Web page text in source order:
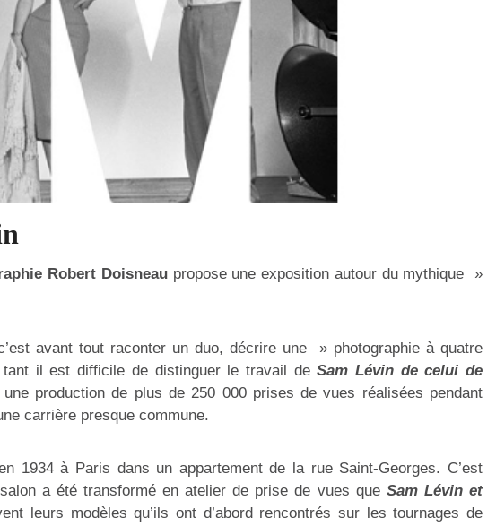
Robert Doisneaupropose une exposition autour du mythique »
avant tout raconter un duo, décrire une » photographie à quatre
il est difficile de distinguer le travail deSam Lévin de celui de
production de plus de 250 000 prises de vues réalisées pendant
carrière presque commune.
1934 à Paris dans un appartement de la rue Saint-Georges. C’est
a été transformé en atelier de prise de vues que Sam Lévin et
leurs modèles qu’ils ont d’abord rencontrés sur les tournages de